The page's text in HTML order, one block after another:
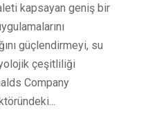
kapsayan geniş bir
güçlendirmeyi, su
çeşitliliği
Company